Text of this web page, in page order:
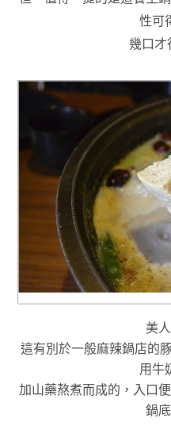
性可
幾口才
美
這有別於一般麻辣鍋店的
用牛
加山藥熬煮而成的 ，入口
鍋